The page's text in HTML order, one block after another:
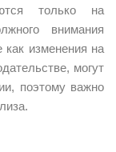
только на
внимания
изменения на
могут
поэтому важно